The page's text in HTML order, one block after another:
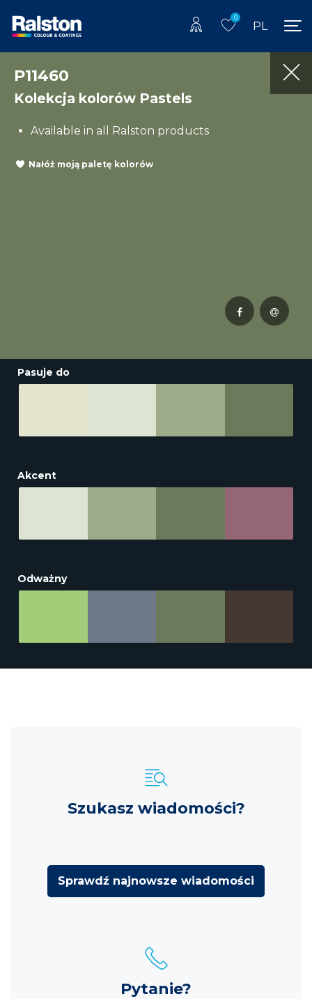
0
PL
P11460
Kolekcja kolorów Pastels
Available in all Ralston products
Nałóż moją paletę kolorów
Pasuje do
Akcent
Odważny
Szukasz wiadomości?
Sprawdź najnowsze wiadomości
Pytanie?